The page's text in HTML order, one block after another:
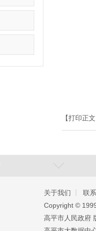
【打印正
关于我们
联
Copyright ©️
高平市人民政府